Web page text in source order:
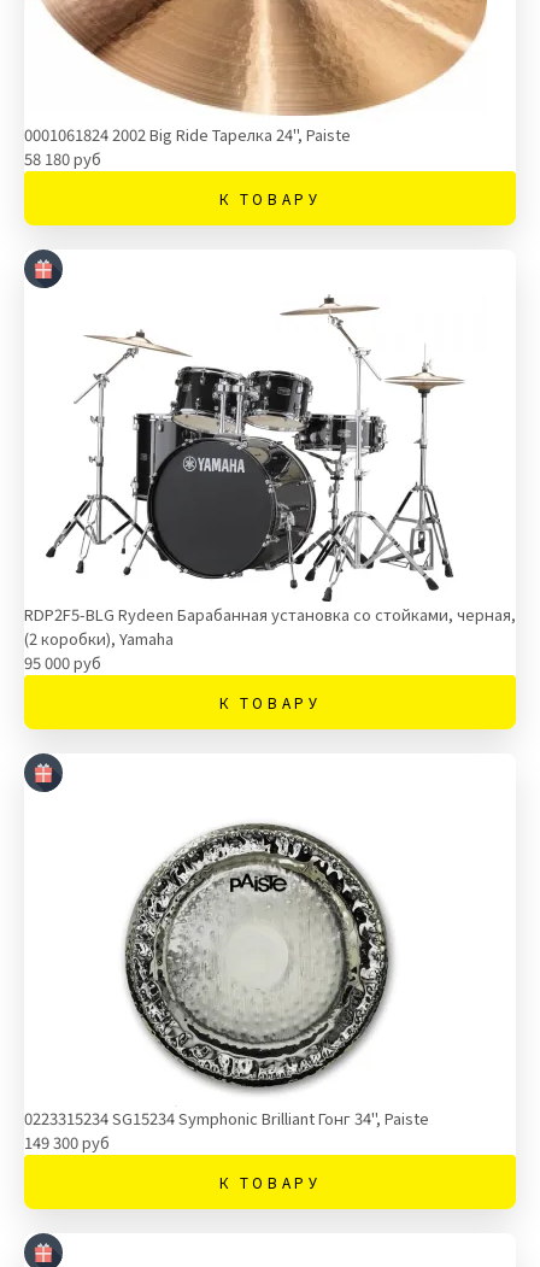
0001061824 2002 Big Ride Тарелка 24'', Paiste
58 180 руб
К ТОВАРУ
RDP2F5-BLG Rydeen Барабанная установка со стойками, черная,
(2 коробки), Yamaha
95 000 руб
К ТОВАРУ
0223315234 SG15234 Symphonic Brilliant Гонг 34", Paiste
149 300 руб
К ТОВАРУ